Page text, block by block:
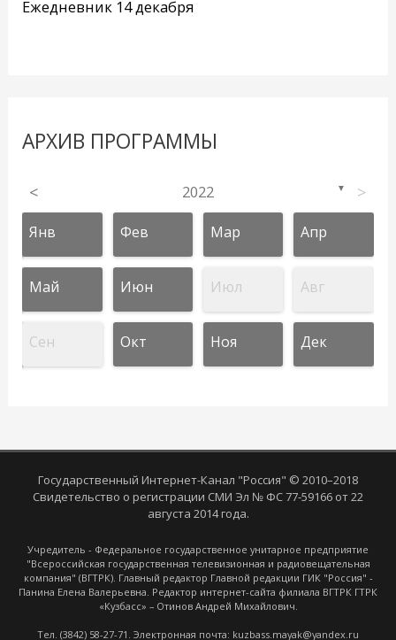
Ежедневник 14 декабря
АРХИВ ПРОГРАММЫ
< 2022 ▼ >
Янв Фев Мар Апр
Май Июн Июл Авг
Сен Окт Ноя Дек
Государственный Интернет-Канал "Россия" © 2010–2018
Свидетельство о регистрации СМИ Эл № ФС 77-59166 от 22
августа 2014 года.
Учредитель - Федеральное государственное унитарное предприятие
"Всероссийская государственная телевизионная и радиовещательная
компания" (ВГТРК). Главный редактор Главной редакции ГИК "Россия" -
Панина Елена Валерьевна. Редактор интернет-сайта филиала ВГТРК ГТРК
«Кузбасс» – Отинов Андрей Михайлович.
Тел. (3842) 58-27-71. Электронная почта: kuzbass.mayak@yandex.ru